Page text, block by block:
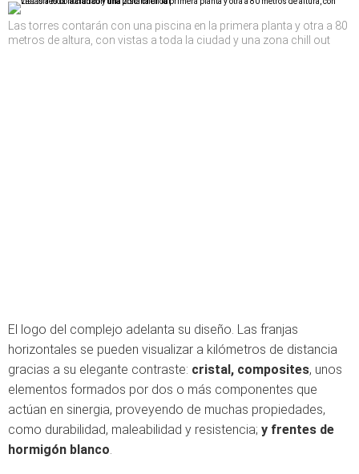
Las torres contarán con una piscina en la primera planta y otra a 80
metros de altura, con vistas a toda la ciudad y una zona chill out
El logo del complejo adelanta su diseño. Las franjas
horizontales se pueden visualizar a kilómetros de distancia
gracias a su elegante contraste: cristal, composites, unos
elementos formados por dos o más componentes que
actúan en sinergia, proveyendo de muchas propiedades,
como durabilidad, maleabilidad y resistencia; y frentes de
hormigón blanco.